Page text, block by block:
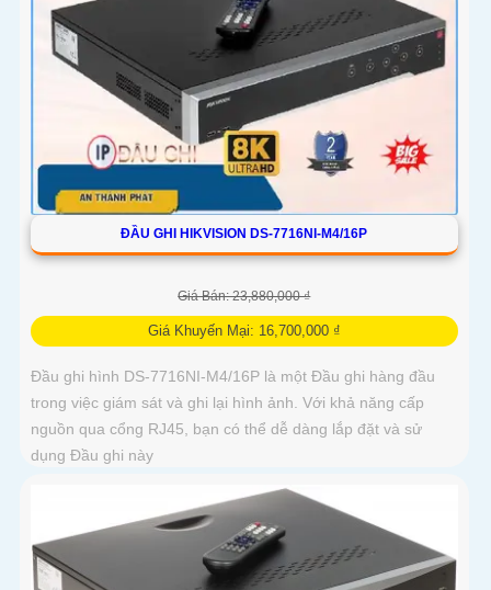
ĐẦU GHI HIKVISION DS-7716NI-M4/16P
Giá Bán: 23,880,000 ₫
Giá Khuyến Mại: 16,700,000 ₫
Đầu ghi hình DS-7716NI-M4/16P là một Đầu ghi hàng đầu
trong việc giám sát và ghi lại hình ảnh. Với khả năng cấp
nguồn qua cổng RJ45, bạn có thể dễ dàng lắp đặt và sử
dụng Đầu ghi này